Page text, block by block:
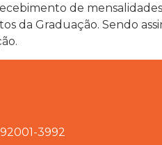
de
da Graduação. Sendo
3992